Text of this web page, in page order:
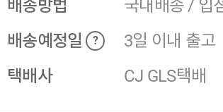
배송방법
국내배송 / 입
배송예정일
?
3일 이내 출고
택배사
CJ GLS택배